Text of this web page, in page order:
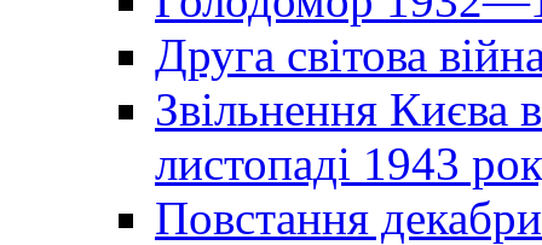
Друга світова
Звільнення Києва
листопаді 1943
Повстання